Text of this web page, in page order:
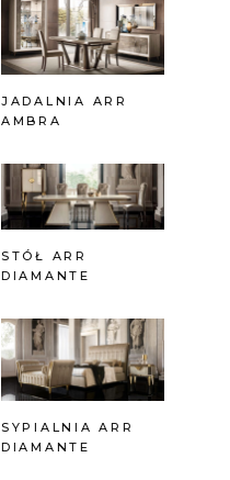
JADALNIA ARR
AMBRA
STÓŁ ARR
DIAMANTE
SYPIALNIA ARR
DIAMANTE